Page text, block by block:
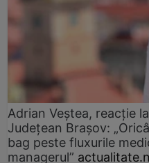
Adrian Veștea, reacție
Județean Brașov:
bag peste fluxurile
managerul”